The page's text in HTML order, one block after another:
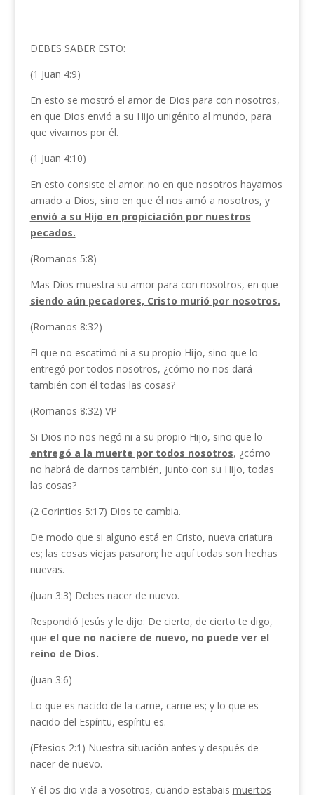
DEBES SABER ESTO:
(1 Juan 4:9)
En esto se mostró el amor de Dios para con nosotros,
en que Dios envió a su Hijo unigénito al mundo, para
que vivamos por él.
(1 Juan 4:10)
En esto consiste el amor: no en que nosotros hayamos
amado a Dios, sino en que él nos amó a nosotros, y
envió a su Hijo en propiciación por nuestros
pecados.
(Romanos 5:8)
Mas Dios muestra su amor para con nosotros, en que
siendo aún pecadores, Cristo murió por nosotros.
(Romanos 8:32)
El que no escatimó ni a su propio Hijo, sino que lo
entregó por todos nosotros, ¿cómo no nos dará
también con él todas las cosas?
(Romanos 8:32) VP
Si Dios no nos negó ni a su propio Hijo, sino que lo
entregó a la muerte por todos nosotros, ¿cómo
no habrá de darnos también, junto con su Hijo, todas
las cosas?
(2 Corintios 5:17) Dios te cambia.
De modo que si alguno está en Cristo, nueva criatura
es; las cosas viejas pasaron; he aquí todas son hechas
nuevas.
(Juan 3:3) Debes nacer de nuevo.
Respondió Jesús y le dijo: De cierto, de cierto te digo,
que el que no naciere de nuevo, no puede ver el
reino de Dios.
(Juan 3:6)
Lo que es nacido de la carne, carne es; y lo que es
nacido del Espíritu, espíritu es.
(Efesios 2:1) Nuestra situación antes y después de
nacer de nuevo.
Y él os dio vida a vosotros, cuando estabais muertos